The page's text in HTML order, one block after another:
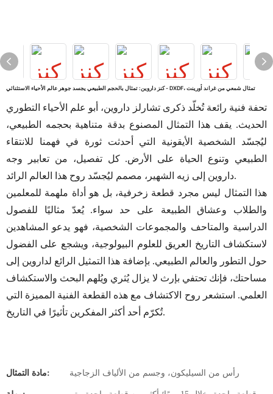
كنز داروين: تمثال بالحجم الطبيعي يجسد جوهر عالم الأحياء الاستثنائي - DXDF، تمثال شمعي من غراند أورينت
تحفة فنية رائعة تُخلّد ذكرى تشارلز داروين، أبو علم الأحياء التطوري
الحديث. يقف هذا التمثال المصنوع بدقة متناهية بحجمه الطبيعي،
ليُجسّد الشخصية الأيقونية التي أحدثت ثورة في فهمنا للانتقاء
الطبيعي وتنوع الحياة على الأرض. كل تفصيل، من تعابير وجه
داروين إلى زيه الشهير، مصمم ليُجسّد روح هذا العالم الرائد.
هذا التمثال ليس مجرد قطعة زخرفية، بل هو أداة ملهمة للمعلمين
والطلاب وعشاق الطبيعة على حد سواء. يُعدّ مثاليًا للفصول
الدراسية والمتاحف والمجموعات الشخصية، فهو يدعو المشاهدين
لاستكشاف التاريخ العريق للعلوم البيولوجية، ويشجع على الفضول
حول التطور والعالم الطبيعي. بإضافة هذا التمثيل الرائع لداروين إلى
مساحتك، فإنك تحتفي بإرث لا يزال يُثري ويُلهم البحث والاستكشاف
العلمي. استشعر روح الاكتشاف مع هذه القطعة الفنية المميزة التي
تُكرّم أحد أكثر المفكرين تأثيرًا في التاريخ.
مادة التمثال: رأس من السيليكون، وجسم من الألياف الزجاجية